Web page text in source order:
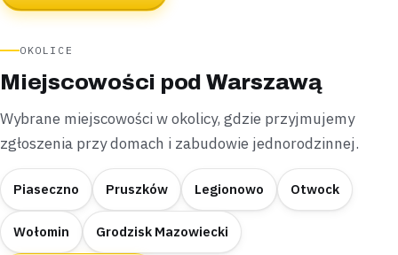
OKOLICE
Miejscowości pod Warszawą
Wybrane miejscowości w okolicy, gdzie przyjmujemy
zgłoszenia przy domach i zabudowie jednorodzinnej.
Piaseczno Pruszków Legionowo Otwock
Wołomin Grodzisk Mazowiecki